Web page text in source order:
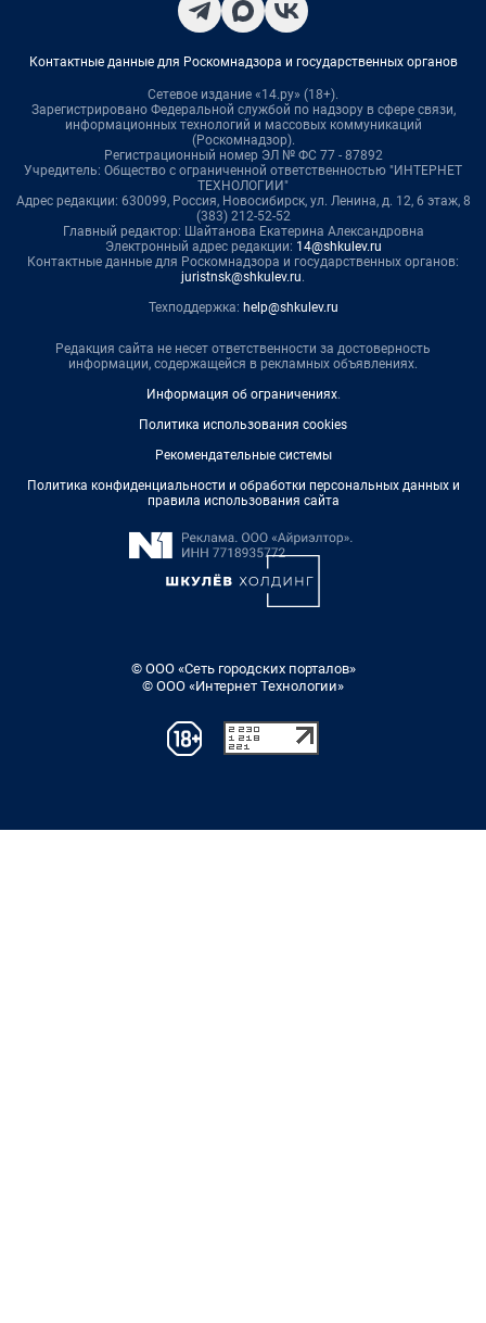
Контактные данные для Роскомнадзора и государственных органов
Сетевое издание «14.ру» (18+).
Зарегистрировано Федеральной службой по надзору в сфере связи,
информационных технологий и массовых коммуникаций
(Роскомнадзор).
Регистрационный номер ЭЛ № ФС 77 - 87892
Учредитель: Общество с ограниченной ответственностью "ИНТЕРНЕТ
ТЕХНОЛОГИИ"
Адрес редакции: 630099, Россия, Новосибирск, ул. Ленина, д. 12, 6 этаж, 8
(383) 212-52-52
Главный редактор: Шайтанова Екатерина Александровна
Электронный адрес редакции: 14@shkulev.ru
Контактные данные для Роскомнадзора и государственных органов:
juristnsk@shkulev.ru.
Техподдержка: help@shkulev.ru
Редакция сайта не несет ответственности за достоверность
информации, содержащейся в рекламных объявлениях.
Информация об ограничениях.
Политика использования cookies
Рекомендательные системы
Политика конфиденциальности и обработки персональных данных и
правила использования сайта
© ООО «Сеть городских порталов»
© ООО «Интернет Технологии»